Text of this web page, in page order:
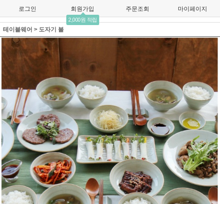
로그인 회원가입
2,000원 적립
주문조회 마이페이지
테이블웨어 > 도자기 볼